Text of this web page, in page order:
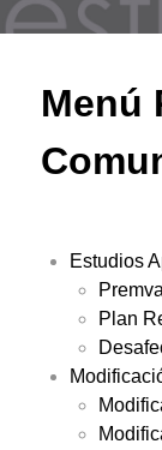
Menú
Estudios
Premval
Plan